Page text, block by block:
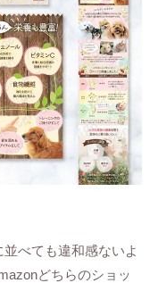
べても違和感ないよ
どちらのショッ